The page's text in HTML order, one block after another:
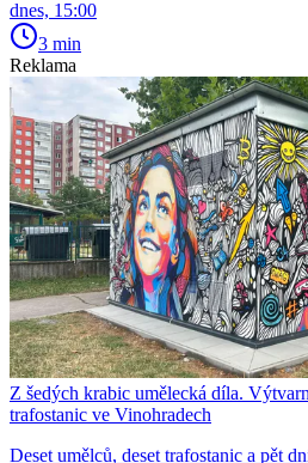
dnes, 15:00
3 min
Reklama
Z šedých krabic umělecká díla.
trafostanic ve Vinohradech
Deset umělců, deset trafostanic a pět